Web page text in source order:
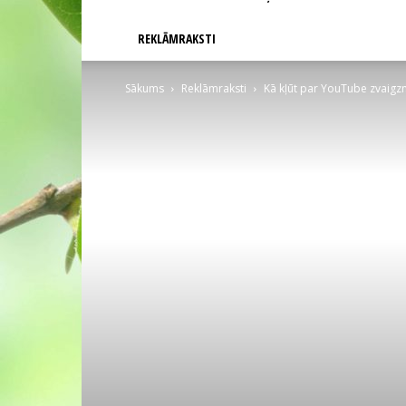
REKLĀMRAKSTI
Sākums Reklāmraksti Kā kļūt par YouTube